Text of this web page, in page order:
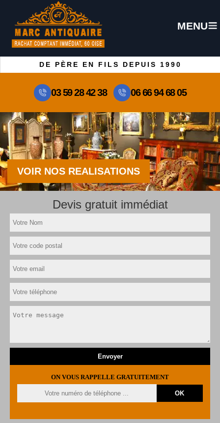
MENU
DE PÈRE EN FILS DEPUIS 1990
03 59 28 42 38 06 66 94 68 05
VOIR NOS REALISATIONS
Devis gratuit immédiat
ON VOUS RAPPELLE GRATUITEMENT